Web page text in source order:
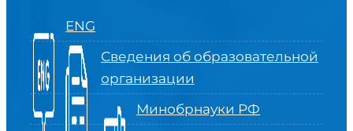
ENG
Сведения об образовательной
организации
Минобрнауки РФ